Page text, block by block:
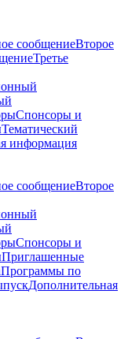
сообщениеВторое
Третье
Спонсоры и
Тематический
информация
сообщениеВторое
Спонсоры и
Приглашенные
Программы по
Дополнительная